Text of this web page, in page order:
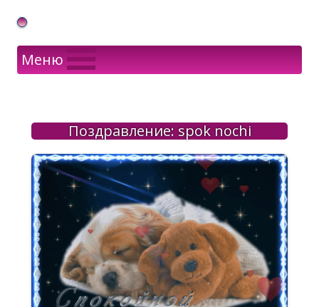
Gif Открытки в подарок
Меню
Поздравление: spok nochi